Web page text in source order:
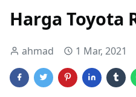
Harga Toyota
ahmad 1 Mar, 2021